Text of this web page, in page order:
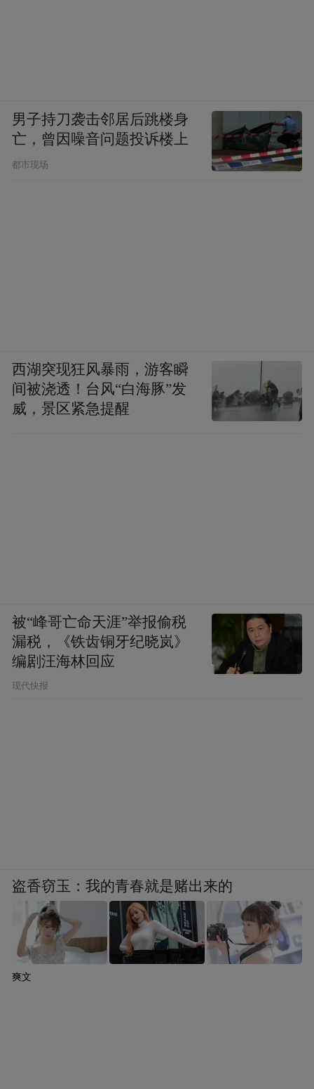
男子持刀袭击邻居后跳楼身
亡，曾因噪音问题投诉楼上
都市现场
西湖突现狂风暴雨，游客瞬
间被浇透！台风“白海豚”发
威，景区紧急提醒
被“峰哥亡命天涯”举报偷税
漏税，《铁齿铜牙纪晓岚》
编剧汪海林回应
现代快报
盗香窃玉：我的青春就是赌出来的
爽文